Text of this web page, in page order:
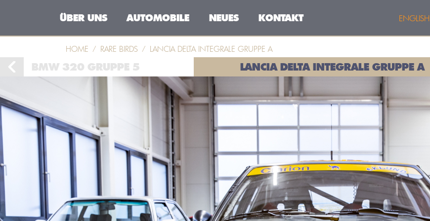
ÜBER UNS AUTOMOBILE NEUES KONTAKT ENGLISH
HOME RARE BIRDS LANCIA DELTA INTEGRALE GRUPPE A
BMW 320 GRUPPE 5 LANCIA DELTA INTEGRALE GRUPPE A